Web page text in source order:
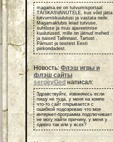
magama.ee on tutvumisportaal
TÄISKASVANUTELE, kus võid jätta
tutvumiskuulutusi ja vastata neile.
Magamaklubis leiad tutvuse,
suhtluse ja muu ajaveetmise
kuulutused, mille on jätnud mehed
ja naised Tallinnast, Tartust ,
Pärnust ja teistest Eesti
piirkondadest.
Новость:Флэш игры и
флэш сайты
sergeyGedнаписал:
Здравствуйте, извиняюсь если
пишу не туда, у меня на компе
что-то сайт открывается с
ошибкой подозреваю что моя
интернет-программа подглючивает
не могу найти причину, у меня у
одного так или у всех?